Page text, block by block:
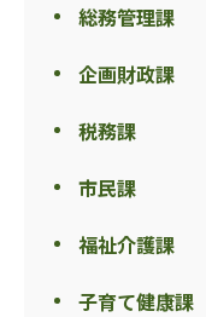
総務管理課
企画財政課
税務課
市民課
福祉介護課
子育て健康課